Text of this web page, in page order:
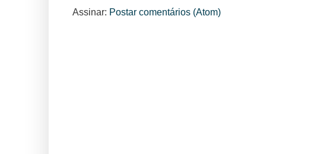
Assinar: Postar comentários (Atom)